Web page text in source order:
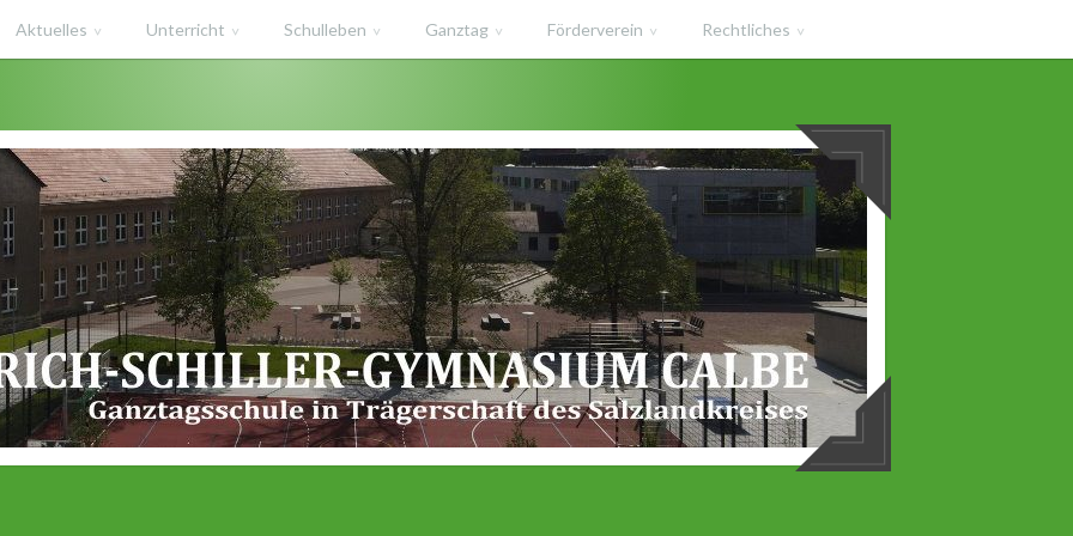
Aktuelles Unterricht Schulleben Ganztag Förderverein Rechtliches